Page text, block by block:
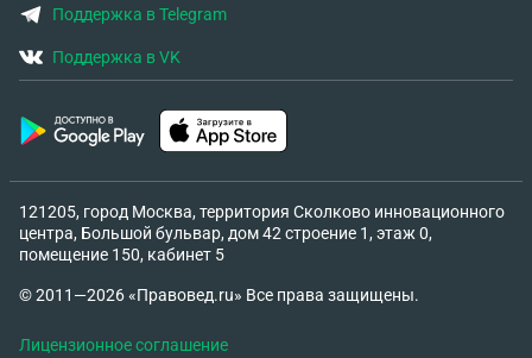
Поддержка в Telegram
Поддержка в VK
121205, город Москва, территория Сколково инновационного
центра, Большой бульвар, дом 42 строение 1, этаж 0,
помещение 150, кабинет 5
© 2011—2026 «Правовед.ru» Все права защищены.
Лицензионное соглашение